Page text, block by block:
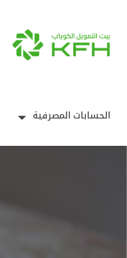
الحسابات المصرفية